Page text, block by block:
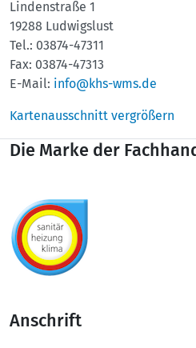
Lindenstraße 1
19288 Ludwigslust
Tel.: 03874-47311
Fax: 03874-47313
E-Mail: info@khs-wms.de
Kartenausschnitt vergrößern
Die Marke der
Anschrift